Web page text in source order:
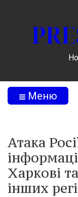
Меню
Атака
Харкові
інших